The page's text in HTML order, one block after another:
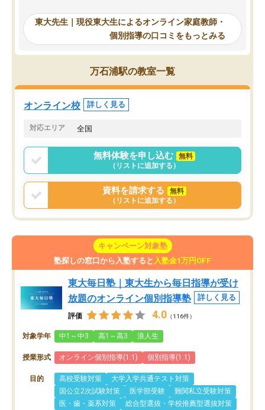
れるので、親としても安心です。毎日
使える自習室とかもあり、わからない
ところがあれば先生が回答してくれる
のも重宝しています。
自習室が毎日使えていつ
るのが心強かったよう
謝です。
東大先生｜現役東大生によるオンライン家庭教師・
個別指導の口コミをもっとみる
万石浦駅の教室一覧
オンライン校 詳しく見る
対応エリア 全国
無料体験を申し込む
無料
（リストに追加する）
資料を請求する
無料
（リストに追加する）
キャンペーン対象塾
塾探しの窓口から入塾すると 入塾金1万円OFF
東大毎日塾｜東大生から毎日指導が受け
放題のオンライン個別指導塾
詳しく見る
評価 4.0 （116件）
対象学年 中1～中3 高1～高3 浪人生
授業形式 オンライン個別指導(1:1) 個別指導(1:1)
目的 高校受験対策
大学入学共通テスト対策
国公立2次試験対策
医学部受験
難関私立受験対策
医・歯・薬系対策
総合型選抜・学校推薦型選抜対策